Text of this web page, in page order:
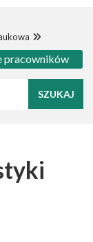
pracowników